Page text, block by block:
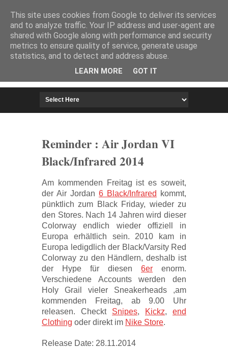
HOME IMPRESSUM
Reminder : Air Jordan VI
Black/Infrared 2014
Am kommenden Freitag ist es soweit,
der Air Jordan 6 Black/Infrared
kommt,
pünktlich zum Black Friday, wieder zu
den Stores. Nach 14 Jahren wird dieser
Colorway endlich wieder offiziell in
Europa erhältlich sein. 2010 kam in
Europa ledigdlich der Black/Varsity Red
Colorway zu den Händlern, deshalb ist
der Hype für diesen 6er enorm.
Verschiedene Accounts werden den
Holy Grail vieler Sneakerheads ,am
kommenden Freitag, ab 9.00 Uhr
releasen. Checkt Snipes, Kickz, end
Clothing oder direkt im Nike Store.
Release Date: 28.11.2014
This site uses cookies from Google to deliver its services
and to analyze traffic. Your IP address and user-agent are
shared with Google along with performance and security
metrics to ensure quality of service, generate usage
statistics, and to detect and address abuse.
LEARN MORE GOT IT